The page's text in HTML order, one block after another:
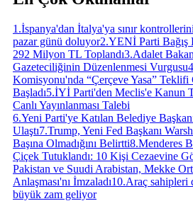
1 .İspanya'dan İtalya'ya sınır kontrollerini
pazar günü doluyor2.YENİ Parti Bağış
292 Milyon TL Toplandı3.Adalet
Gazeteciliğinin Düzenlenmesi Vurgusu4
Komisyonu'nda “Çerçeve Yasa” Teklifi
Başladı5.İYİ Parti'den Meclis'e Kanun
Canlı Yayınlanması Talebi
6.Yeni Parti'ye Katılan Belediye
Ulaştı7.Trump, Yeni Fed Başkanı
Başına Olmadığını Belirtti8.Menderes
Çiçek Tutuklandı: 10 Kişi Cezaevine
Pakistan ve Suudi Arabistan, Mekke
Anlaşması'nı İmzaladı10.Araç sahipleri
büyük zam geliyor